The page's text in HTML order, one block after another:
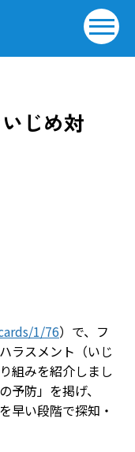
じめ対
1/76）で、フ
ラスメント（いじ
組みを紹介しまし
予防」を掲げ、
早い段階で探知・